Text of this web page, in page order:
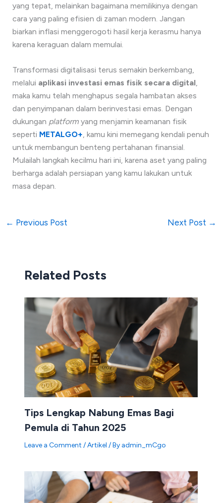
yang tepat, melainkan bagaimana memilikinya dengan
cara yang paling efisien di zaman modern. Jangan
biarkan inflasi menggerogoti hasil kerja kerasmu hanya
karena keraguan dalam memulai.
Transformasi digitalisasi terus semakin berkembang,
melalui aplikasi investasi emas fisik secara digital,
maka kamu telah menghapus segala hambatan akses
dan penyimpanan dalam berinvestasi emas. Dengan
dukungan platformyang menjamin keamanan fisik
seperti METALGO+, kamu kini memegang kendali penuh
untuk membangun benteng pertahanan finansial.
Mulailah langkah kecilmu hari ini, karena aset yang paling
berharga adalah persiapan yang kamu lakukan untuk
masa depan.
← Previous Post Next Post →
Related Posts
Tips Lengkap Nabung Emas Bagi
Pemula di Tahun 2025
Leave a Comment /Artikel / By admin_mCgo